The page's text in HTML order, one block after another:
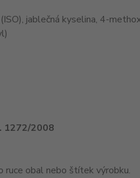
jablečná kyselina, 4-
1272/2008
ruce obal nebo štítek výrobku.